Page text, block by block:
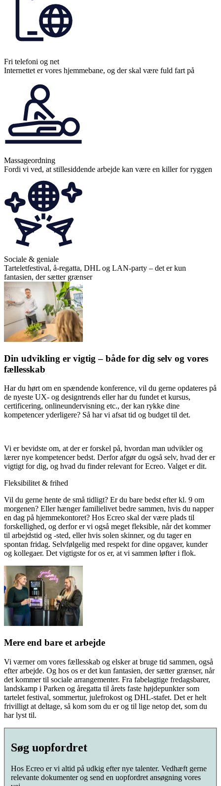
Fri telefoni og net
Internettet er vores hjemmebane, og der skal være fuld fart på
Massageordning
Fordi vi ved, at stillesiddende arbejde kan være en killer for ryggen
Sociale & geniale
Tarteletfestival, å-regatta, DHL og LAN-party – det er kun
fantasien, der sætter grænser
Din udvikling er vigtig – både for dig selv og vores
fællesskab
Har du hørt om en spændende konference, vil du gerne opdateres på
de nyeste UX- og designtrends eller har du fundet et kursus,
certificering, onlineundervisning etc., der kan rykke dine
kompetencer yderligere? Så har vi afsat tid og budget til det.
Vi er bevidste om, at der er forskel på, hvordan man udvikler og
lærer nye kompetencer bedst. Derfor afgør du også selv, hvad der er
vigtigt for dig, og hvad du finder relevant for Ecreo. Valget er dit.
Fleksibilitet & frihed
Vil du gerne hente de små tidligt? Er du bare bedst efter kl. 9 om
morgenen? Eller hænger familielivet bedre sammen, hvis du napper
en dag på hjemmekontoret? Hos Ecreo skal der være plads til
forskellighed, og derfor er vi også meget fleksible, når det kommer
til arbejdstid og -sted, eller hvis solen skinner, og du tager en
spontan fridag. Selvfølgelig med respekt for dine opgaver, kunder
og kollegaer. Det vigtigste for os er, at vi sammen løfter i flok.
Mere end bare et arbejde
Vi værner om vores fællesskab og elsker at bruge tid sammen, også
efter arbejde. Og hos os er det kun fantasien, der sætter grænser, når
det kommer til sociale arrangementer. Fra fabelagtige fredagsbarer,
landskamp i Parken og åregatta til årets faste højdepunkter som
tartelet festival, sommertur, julefrokost og DHL-stafet. Det er helt
frivilligt at deltage, så kom som du er og til lige netop det, som du
har lyst til.
Søg uopfordret
Hos Ecreo er vi altid på udkig efter nye talenter. Vedhæft gerne
relevante dokumenter og send en uopfordret ansøgning vores